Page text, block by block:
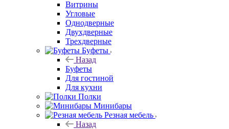
Витрины
Угловые
Однодверные
Двухдверные
Трехдверные
Буфеты
Назад
Буфеты
Для гостиной
Для кухни
Полки
Минибары
Резная мебель
Назад